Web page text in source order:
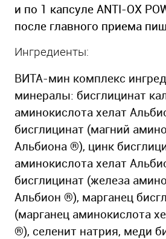
и по 1 капсуле ANTI-OX
после главного приема
Ингредиенты:
ВИТА-мин комплекс
минералы: бисглицинат
аминокислота хелат
бисглицинат (магний
Альбиона ®), цинк
аминокислота хелат
бисглицинат (железа
Альбион ®), марганец
(марганец аминокислота
®), селенит натрия, меди